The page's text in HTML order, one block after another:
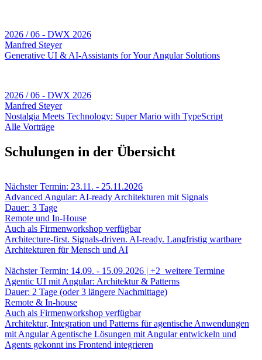
2026 / 06 - DWX 2026
Manfred Steyer
Generative UI & AI-Assistants for Your Angular Solutions
2026 / 06 - DWX 2026
Manfred Steyer
Nostalgia Meets Technology: Super Mario with TypeScript
Alle Vorträge
Schulungen in der Übersicht
Nächster Termin: 23.11. - 25.11.2026
Advanced Angular: AI-ready Architekturen mit Signals
Dauer: 3 Tage
Remote und In-House
Auch als Firmenworkshop verfügbar
Architecture-first. Signals-driven. AI-ready. Langfristig wartbare
Architekturen für Mensch und AI
Nächster Termin: 14.09. - 15.09.2026 | +2 weitere Termine
Agentic UI mit Angular: Architektur & Patterns
Dauer: 2 Tage (oder 3 längere Nachmittage)
Remote & In-house
Auch als Firmenworkshop verfügbar
Architektur, Integration und Patterns für agentische Anwendungen
mit AngularAgentische Lösungen mit Angular entwickeln und
Agents gekonnt ins Frontend integrieren